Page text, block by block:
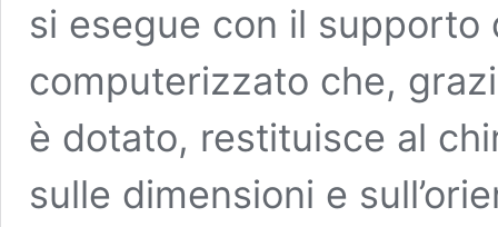
si esegue con il supporto
computerizzato che,
è dotato, restituisce al
sulle dimensioni e